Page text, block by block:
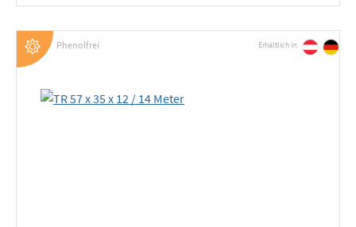
Phenolfrei Erhältlich in: